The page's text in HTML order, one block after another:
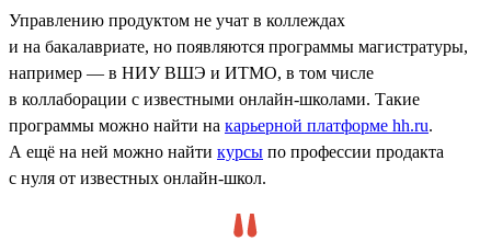
Управлению продуктом не учат в коллеждах
и на бакалавриате, но появляются программы магистратуры,
например — в НИУ ВШЭ и ИТМО, в том числе
в коллаборации с известными онлайн-школами. Такие
программы можно найти на карьерной платформе hh.ru.
А ещё на ней можно найти курсы по профессии продакта
с нуля от известных онлайн-школ.